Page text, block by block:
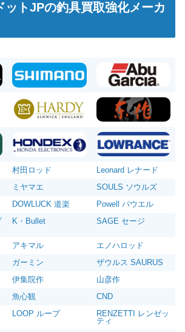
ットJPの釣具買取強化メーカ
村田ロッド
Leonard レナード
ミヤマエ
SOULS ソウルズ
DOWLUCK 道楽
Powell パウエル
K・Bullet SAGE セージ
アキマル
エノハロッド
ガーミン
ザウルス SAURUS
伊集院作
山彦作
魚心観
CND
LOOP ループ
RENZETTI レンゼッ
ティ